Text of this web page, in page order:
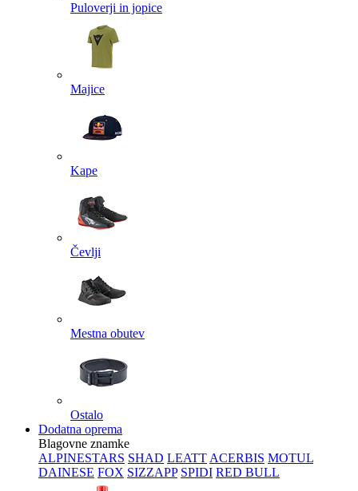
Puloverji in jopice
Majice
Kape
Čevlji
Mestna obutev
Ostalo
Dodatna oprema
Blagovne znamke
ALPINESTARS SHAD LEATT ACERBIS MOTUL
DAINESE FOX SIZZAPP SPIDI RED BULL